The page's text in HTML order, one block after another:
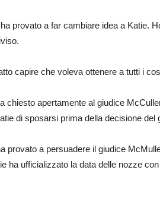
provato a far cambiare idea a Katie.
capire che voleva ottenere a tutti i
chiesto apertamente al giudice
di sposarsi prima della decisione del
provato a persuadere il giudice
ha ufficializzato la data delle nozze